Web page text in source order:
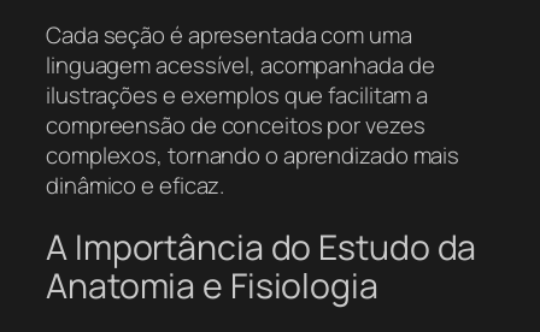
Cada seção é apresentada com uma
linguagem acessível, acompanhada de
ilustrações e exemplos que facilitam a
compreensão de conceitos por vezes
complexos, tornando o aprendizado mais
dinâmico e eficaz.
A Importância do Estudo da
Anatomia e Fisiologia